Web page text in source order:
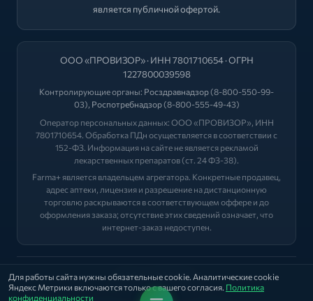
Для работы сайта нужны обязательные cookie. Аналитические cookie
Яндекс Метрики включаются только с вашего согласия. Политика
конфиденциальности
является публичной офертой.
ООО «ПРОВИЗОР» · ИНН 7801710654 · ОГРН
1227800039598
Контролирующие органы: Росздравнадзор(8-800-550-99-
03), Роспотребнадзор(8-800-555-49-43)
Оператор персональных данных: ООО «ПРОВИЗОР», ИНН
7801710654. Обработка ПДн осуществляется в соответствии с
152-ФЗ. Информация на сайте не является рекламой
лекарственных препаратов (ст. 24 ФЗ-38).
Farma+ является владельцем агрегатора. Конкретные продавец,
адрес аптеки, лицензия и разрешение на дистанционную
торговлю раскрываются в соответствующем оффере и до
оформления заказа; отсутствие этих сведений означает, что
интернет-заказ недоступен.
2026 © "ФАРМА+"
Политика | Оферта | Лицензии